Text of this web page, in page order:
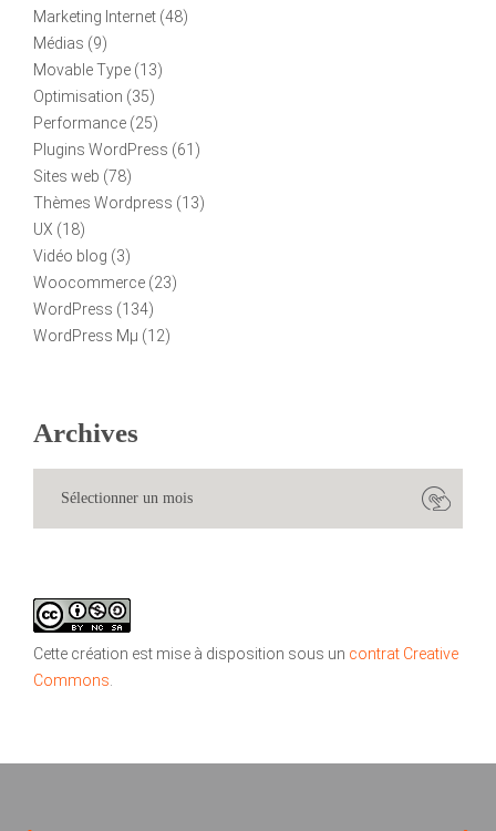
Marketing Internet (48)
Médias (9)
Movable Type (13)
Optimisation (35)
Performance (25)
Plugins WordPress (61)
Sites web (78)
Thèmes Wordpress (13)
UX (18)
Vidéo blog (3)
Woocommerce (23)
WordPress (134)
WordPress Mµ (12)
Archives
Cette création est mise à disposition sous un contrat Creative
Commons